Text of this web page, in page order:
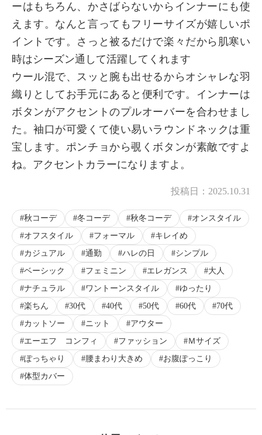
ーはもちろん、かさばらないからインナーにも使
えます。なんと言ってもフリーサイズが嬉しいポ
イントです。さっと被るだけで楽々だから肌寒い
時はシーズン通して活躍してくれます
ウール混で、スッと腕も出せるからオシャレな羽
織りとしてお手元にあると便利です。インナーは
ボタンがアクセントのプルオーバーを合わせまし
た。袖口が可愛くて使い易いラウンドネックは重
宝します。ポンチョから覗くボタンが素敵ですよ
ね。アクセントカラーになりますよ。
投稿日： 2025.10.31
秋コーデ 冬コーデ 秋冬コーデ
オンスタイル
オフスタイル
フォーマル
キレイめ
カジュアル
通勤 ハレの日
シンプル
ベーシック
フェミニン エレガンス
大人
ナチュラル
ワントーンスタイル
ゆったり
楽ちん
30代 40代 50代 60代
70代
カットソー
ニット
アウター
エーエフ コンフィ
ファッション
Ｍサイズ
ぽっちゃり
腰まわり大きめ
お腹ぽっこり
体型カバー